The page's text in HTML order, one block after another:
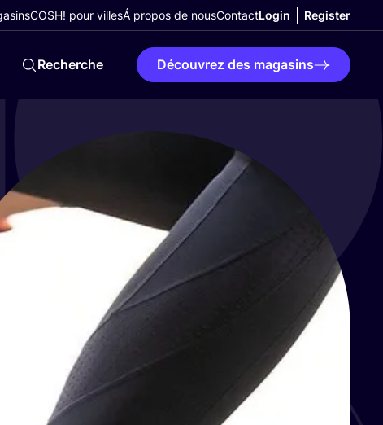
COSH! pour villesÁ propos de nousContactLogin Register
Recherche Découvrez des magasins